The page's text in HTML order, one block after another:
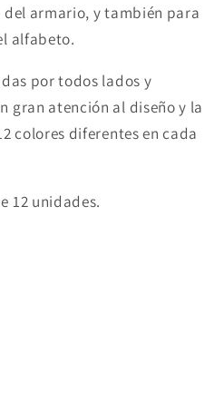
armario, y también para
alfabeto.
por todos lados y
gran atención al diseño y la
colores diferentes en cada
12 unidades.